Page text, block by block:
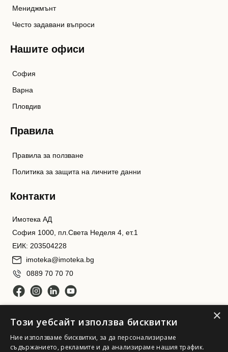
Мениджмънт
Често задавани въпроси
Нашите офиси
София
Варна
Пловдив
Правила
Правила за ползване
Политика за защита на личните данни
Контакти
Имотека АД
София 1000, пл.Света Неделя 4, ет.1
ЕИК: 203504228
imoteka@imoteka.bg
0889 70 70 70
×
Този уебсайт използва бисквитки
Ние използваме бисквитки, за да персонализираме
съдържанието, рекламите и да анализираме нашия трафик.